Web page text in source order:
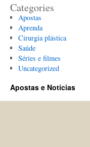
Categories
Apostas
Aprenda
Cirurgia plástica
Saúde
Séries e filmes
Uncategorized
Apostas e Notícias